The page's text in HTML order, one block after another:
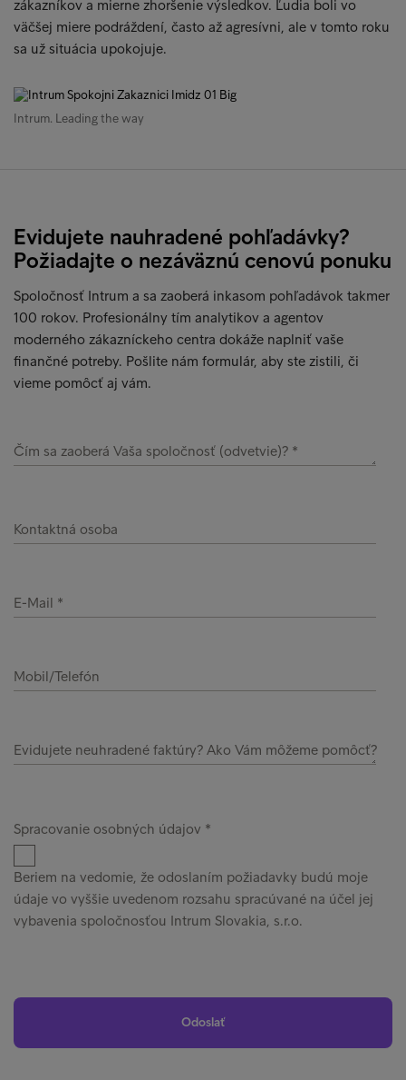
zákazníkov a mierne zhoršenie výsledkov. Ľudia boli vo
väčšej miere podráždení, často až agresívni, ale v tomto roku
sa už situácia upokojuje.
Intrum. Leading the way
Evidujete nauhradené pohľadávky?
Požiadajte o nezáväznú cenovú ponuku
Spoločnosť Intrum a sa zaoberá inkasom pohľadávok takmer
100 rokov. Profesionálny tím analytikov a agentov
moderného zákazníckeho centra dokáže naplniť vaše
finančné potreby. Pošlite nám formulár, aby ste zistili, či
vieme pomôcť aj vám.
Čím sa zaoberá Vaša spoločnosť (odvetvie)?
Kontaktná osoba
E-Mail
Mobil/Telefón
Evidujete neuhradené faktúry? Ako Vám môžeme pomôcť?
Spracovanie osobných údajov
Beriem na vedomie, že odoslaním požiadavky budú moje
údaje vo vyššie uvedenom rozsahu spracúvané na účel jej
vybavenia spoločnosťou Intrum Slovakia, s.r.o.